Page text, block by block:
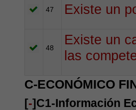
47 Existe un
48
Existe un
las
C-ECONÓMICO
[-]C1-Información